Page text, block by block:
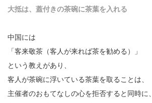
大抵は、蓋付きの茶碗に茶葉を入れる
中国には
「客来敬茶（客人が来れば茶を勧める）」
という教えがあり、
客人が茶碗に浮いている茶葉を取ることは、
主催者のおもてなしの心を拒否すると同時に、